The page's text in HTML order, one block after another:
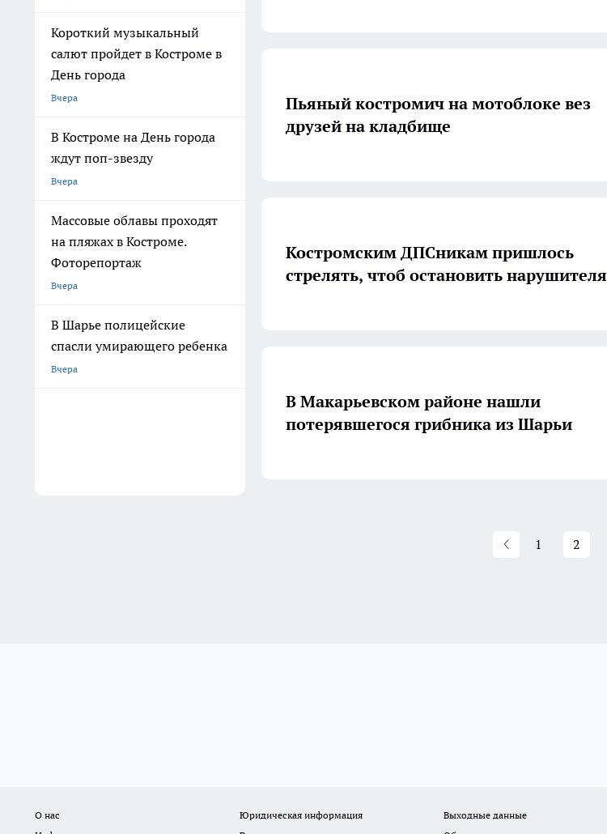
Короткий музыкальный
салют пройдет в Костроме в
День города
Вчера
В Костроме на День города
ждут поп-звезду
Вчера
Массовые облавы проходят
на пляжах в Костроме.
Фоторепортаж
Вчера
В Шарье полицейские
спасли умирающего ребенка
Вчера
Пьяный костромич на мотоблоке вез
друзей на кладбище
Костромским ДПСникам пришлось
стрелять, чтоб остановить нарушителя
В Макарьевском районе нашли
потерявшегося грибника из Шарьи
1 2
О нас Юридическая информация
Выходные данные